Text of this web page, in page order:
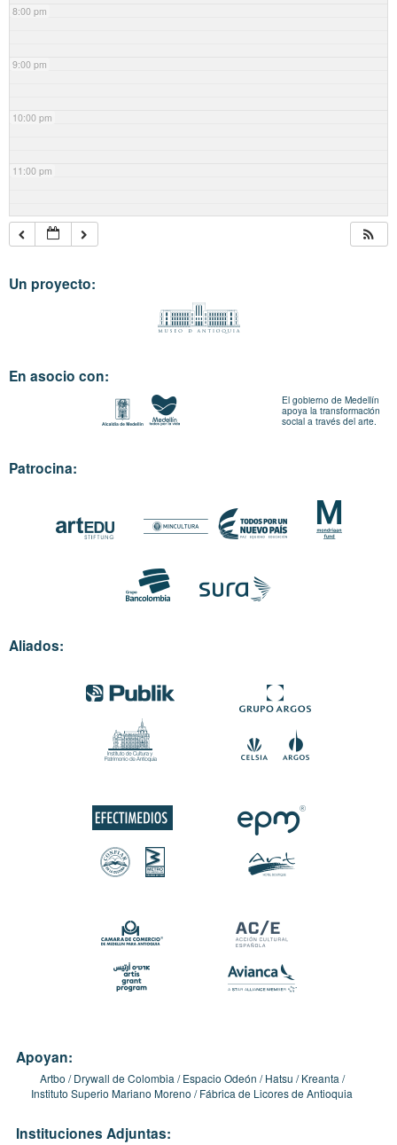
8:00 pm
9:00 pm
10:00 pm
11:00 pm
Un proyecto:
En asocio con:
El gobierno de Medellín
apoya la transformación
social a través del arte.
Patrocina:
Aliados:
Apoyan:
Artbo Drywall de Colombia Espacio Odeón Hatsu
Kreanta
Instituto Superio Mariano Moreno
Fábrica de Licores de Antioquia
Instituciones Adjuntas: